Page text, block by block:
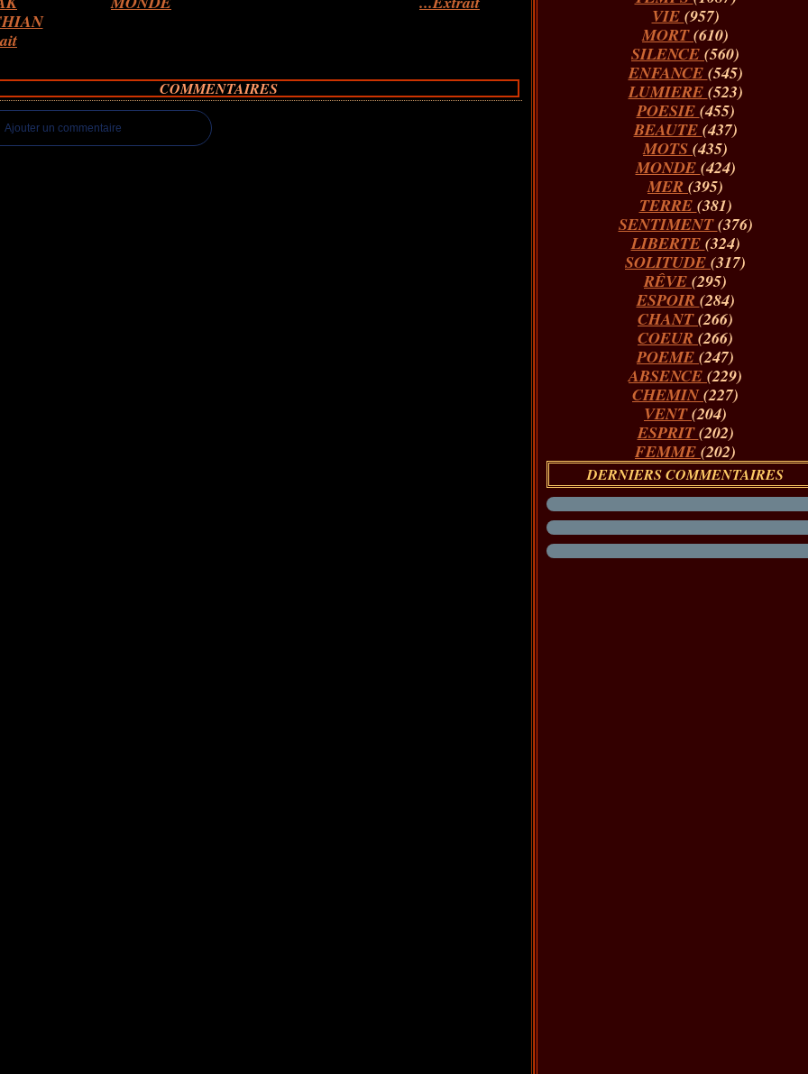
COMMENTAIRES
Ajouter un commentaire
VIE (957)
MORT(610)
SILENCE (560)
ENFANCE (545)
LUMIERE (523)
POESIE (455)
BEAUTE (437)
MOTS (435)
MONDE (424)
MER (395)
TERRE (381)
SENTIMENT(376)
LIBERTE (324)
SOLITUDE (317)
RÊVE (295)
ESPOIR (284)
CHANT(266)
COEUR (266)
POEME (247)
ABSENCE (229)
CHEMIN(227)
VENT(204)
ESPRIT(202)
FEMME (202)
DERNIERS COMMENTAIRES